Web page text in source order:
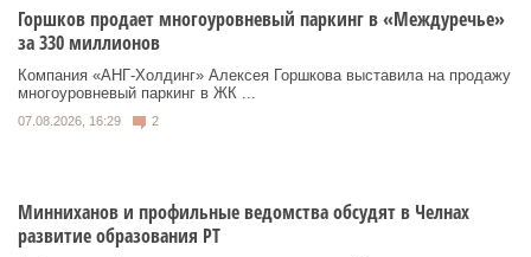
Горшков продает многоуровневый паркинг в «Междуречье»
за 330 миллионов
Компания «АНГ-Холдинг» Алексея Горшкова выставила на продажу
многоуровневый паркинг в ЖК ...
07.08.2026, 16:29 2
Минниханов и профильные ведомства обсудят в Челнах
развитие образования РТ